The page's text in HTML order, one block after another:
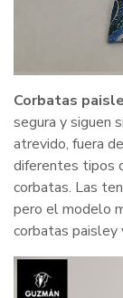
Corbatas
segura y siguen
atrevido, fuera
diferentes tipos
corbatas. Las
pero el modelo
corbatas paisley